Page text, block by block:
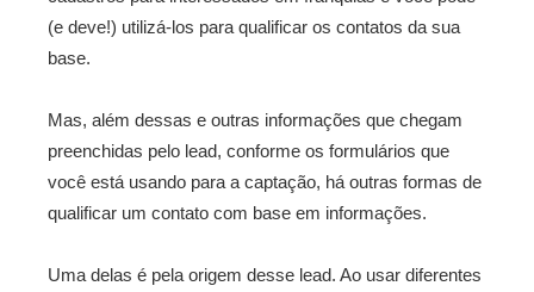
(e deve!) utilizá-los para qualificar os contatos da sua
base.
Mas, além dessas e outras informações que chegam
preenchidas pelo lead, conforme os formulários que
você está usando para a captação, há outras formas de
qualificar um contato com base em informações.
Uma delas é pela origem desse lead. Ao usar diferentes